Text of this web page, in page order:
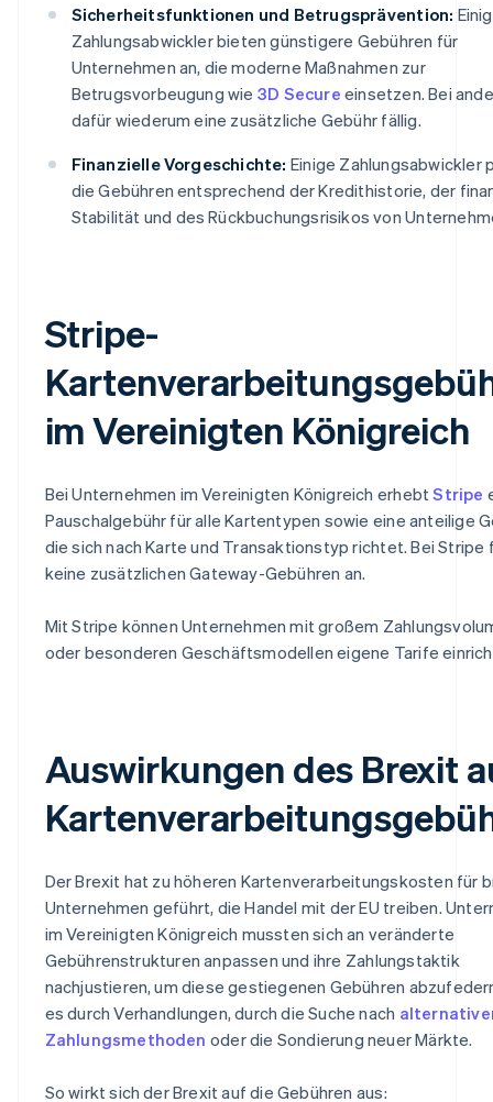
Sicherheitsfunktionen und Betrugsprävention:
Zahlungsabwickler bieten günstigere Gebühren für
Unternehmen an, die moderne Maßnahmen zur
Betrugsvorbeugung wie 3D Secure einsetzen. Bei
dafür wiederum eine zusätzliche Gebühr fällig.
Finanzielle Vorgeschichte: Einige Zahlungsabwickler
die Gebühren entsprechend der Kredithistorie, der
Stabilität und des Rückbuchungsrisikos von
Stripe-
im Vereinigten Königreich
Bei Unternehmen im Vereinigten Königreich erhebtStripe
Pauschalgebühr für alle Kartentypen sowie eine anteilige
die sich nach Karte und Transaktionstyp richtet. Bei Stripe
keine zusätzlichen Gateway-Gebühren an.
Mit Stripe können Unternehmen mit großem
oder besonderen Geschäftsmodellen eigene Tarife
Auswirkungen des Brexit
Der Brexit hat zu höheren Kartenverarbeitungskosten für
Unternehmen geführt, die Handel mit der EU treiben.
im Vereinigten Königreich mussten sich an veränderte
Gebührenstrukturen anpassen und ihre Zahlungstaktik
nachjustieren, um diese gestiegenen Gebühren
es durch Verhandlungen, durch die Suche nach
Zahlungsmethoden oder die Sondierung neuer Märkte.
So wirkt sich der Brexit auf die Gebühren aus: